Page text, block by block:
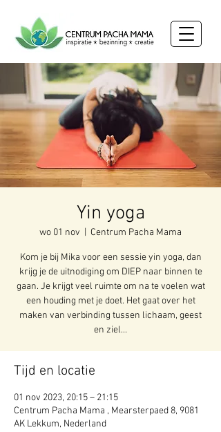
Yin yoga
wo 01 nov Centrum Pacha Mama
Kom je bij Mika voor een sessie yin yoga, dan
krijg je de uitnodiging om DIEP naar binnen te
gaan. Je krijgt veel ruimte om na te voelen wat
een houding met je doet. Het gaat over het
maken van verbinding tussen lichaam, geest
en ziel...
Tijd en locatie
01 nov 2023, 20:15 – 21:15
Centrum Pacha Mama , Mearsterpaed 8, 9081
AK Lekkum, Nederland